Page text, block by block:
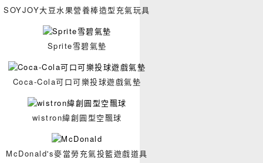
SOYJOY大豆水果營養棒造型充氣玩具
Sprite雪碧氣墊
Coca-Cola可口可樂投球遊戲氣墊
wistron緯創圓型空飄球
McDonald's麥當勞充氣投籃遊戲道具